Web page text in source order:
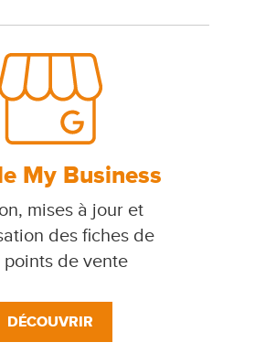
My Business
mises à jour et
des fiches de
points de vente
DÉCOUVRIR